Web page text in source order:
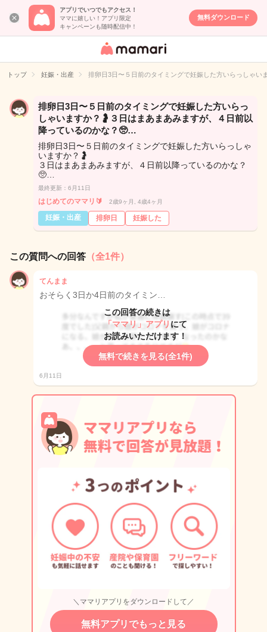
アプリでいつでもアクセス！
ママに嬉しい！アプリ限定
キャンペーンも随時配信中！
無料ダウンロード
女性専用匿名QA
イト
トップ 妊娠・出産 排卵日3日〜５日前のタイミングで妊娠した方いらっしゃ
排卵日3日〜５日前のタイミングで妊娠した方いらっ
しゃいますか？🤰３日はまあまあみますが、４日前以
降っているのかな？🥺…
排卵日3日〜５日前のタイミングで妊娠した方いらっしゃ
いますか？🤰
３日はまあまあみますが、４日前以降っているのかな？
🥺…
最終更新：6月11日
はじめてのママリ🔰 2歳9ヶ月, 4歳4ヶ月
妊娠・出産 排卵日 妊娠した
この質問への回答 （全1件）
てんまま
おそらく3日か4日前のタイミン…
この回答の続きは
「ママリ」アプリ にて
お読みいただけます！
無料で続きを見る(全1件)
6月11日
＼ママリアプリをダウンロードして／
無料アプリでもっと見る